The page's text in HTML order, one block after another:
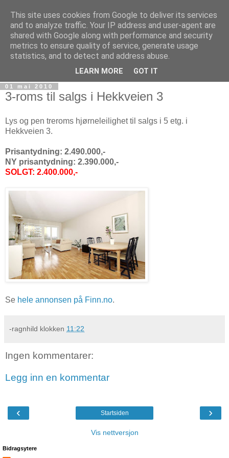
AS Furulund III
Velkommen til boligaksjeselskapet Furulund III, Hekkveien
7, 0571 Oslo.
01 mai 2010
3-roms til salgs i Hekkveien 3
Lys og pen treroms hjørneleilighet til salgs i 5 etg. i
Hekkveien 3.
Prisantydning: 2.490.000,-
NY prisantydning: 2.390.000,-
SOLGT: 2.400.000,-
Se hele annonsen på Finn.no.
-ragnhild klokken 11:22
Ingen kommentarer:
Legg inn en kommentar
‹ ›
Startsiden
Vis nettversjon
Bidragsytere
This site uses cookies from Google to deliver its services
and to analyze traffic. Your IP address and user-agent are
shared with Google along with performance and security
metrics to ensure quality of service, generate usage
statistics, and to detect and address abuse.
LEARN MORE GOT IT